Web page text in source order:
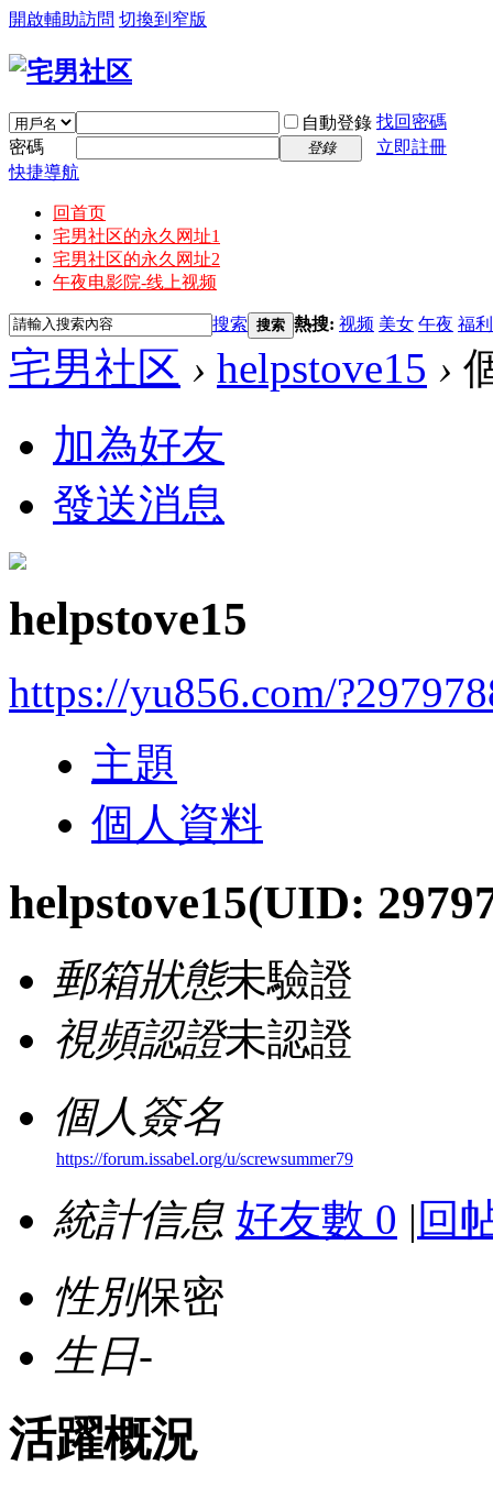
開啟輔助訪問 切換到窄版
自動登錄 找回密碼
密碼
登錄
立即註冊
快捷導航
回首页
宅男社区的永久网址1
宅男社区的永久网址2
午夜电影院-线上视频
搜索 搜索 熱搜: 视频 美女 午夜 福利
宅男社区 › helpstove15 ›
加為好友
發送消息
helpstove15
https://yu856.com/
主題
個人資料
helpstove15(UID:
郵箱狀態未驗證
視頻認證未認證
個人簽名
https://forum.issabel.org/u/screwsummer79
統計信息 好友數 0 | 回
性別保密
生日-
活躍概況